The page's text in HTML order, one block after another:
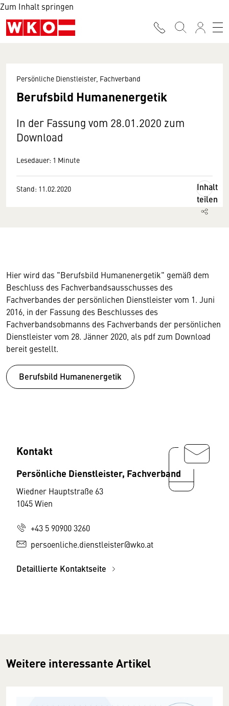
Zum Inhalt springen
Persönliche Dienstleister, Fachverband
Berufsbild Humanenergetik
In der Fassung vom 28.01.2020 zum
Download
Lesedauer: 1 Minute
Stand: 11.02.2020
Inhalt
teilen
Hier wird das "Berufsbild Humanenergetik" gemäß dem
Beschluss des Fachverbandsausschusses des
Fachverbandes der persönlichen Dienstleister vom 1. Juni
2016, in der Fassung des Beschlusses des
Fachverbandsobmanns des Fachverbands der persönlichen
Dienstleister vom 28. Jänner 2020, als pdf zum Download
bereit gestellt.
Berufsbild Humanenergetik
Kontakt
Persönliche Dienstleister, Fachverband
Wiedner Hauptstraße 63
1045 Wien
+43 5 90900 3260
persoenliche.dienstleister@wko.at
Detaillierte Kontaktseite
Weitere interessante Artikel